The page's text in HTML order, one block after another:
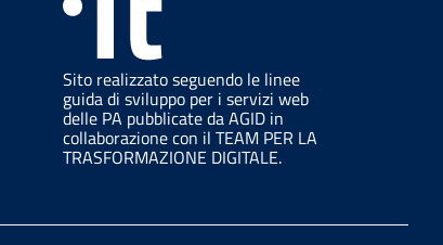
Sito realizzato seguendo le linee
guida di sviluppo per i servizi web
delle PA pubblicate da AGID in
collaborazione con il TEAM PER LA
TRASFORMAZIONE DIGITALE.